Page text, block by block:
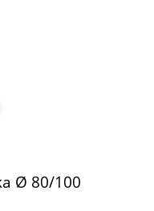
Ø 80/100